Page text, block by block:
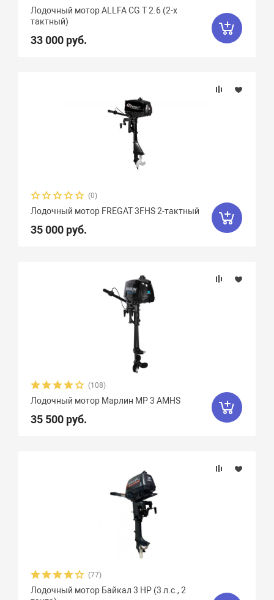
Лодочный мотор ALLFA CG T 2.6 (2-х
тактный)
33 000 руб.
(0)
Лодочный мотор FREGAT 3FHS 2-тактный
35 000 руб.
(108)
Лодочный мотор Марлин MP 3 AMHS
35 500 руб.
(77)
Лодочный мотор Байкал 3 HP (3 л.с., 2